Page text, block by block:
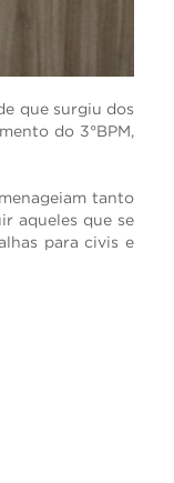
que surgiu dos
do 3°BPM,
tanto
aqueles que se
para civis e